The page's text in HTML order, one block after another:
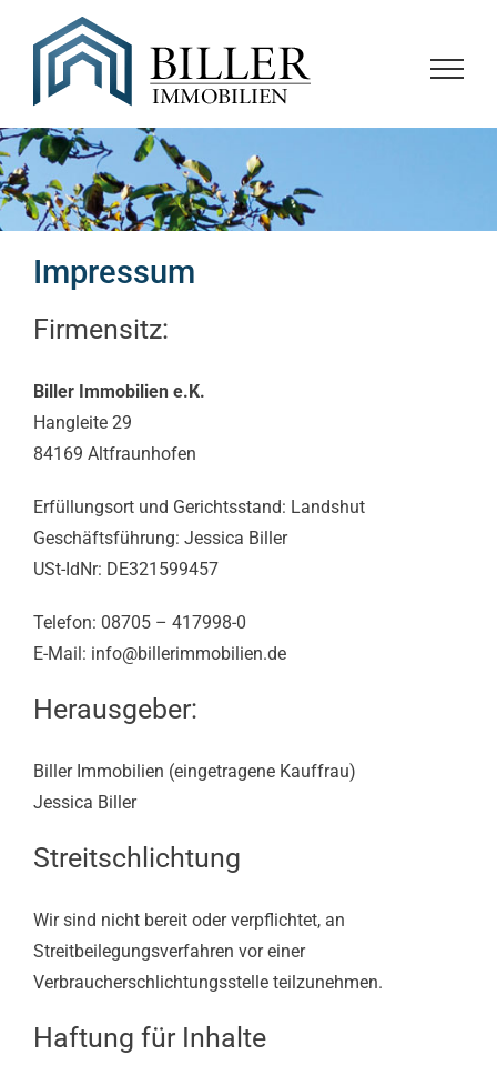
Inhalt
springen
Impressum
Firmensitz:
Biller Immobilien e.K.
Hangleite 29
84169 Altfraunhofen
Erfüllungsort und Gerichtsstand: Landshut
Geschäftsführung: Jessica Biller
USt-IdNr: DE321599457
Telefon: 08705 – 417998-0
E-Mail: info@billerimmobilien.de
Herausgeber:
Biller Immobilien (eingetragene Kauffrau)
Jessica Biller
Streitschlichtung
Wir sind nicht bereit oder verpflichtet, an
Streitbeilegungsverfahren vor einer
Verbraucherschlichtungsstelle teilzunehmen.
Haftung für Inhalte